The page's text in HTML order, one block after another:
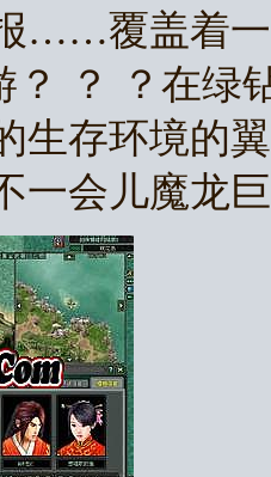
……覆盖着
？ ？ ？在绿
生存环境的
一会儿魔龙